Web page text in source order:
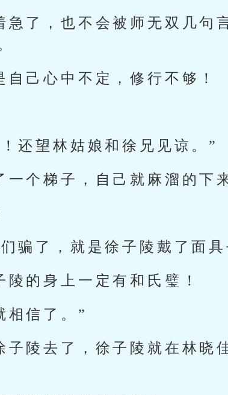
急了，也不会被师无双几句
己心中不定，修行不够！
还望林姑娘和徐兄见谅。”
个梯子，自己就麻溜的下
骗了，就是徐子陵戴了面具
的身上一定有和氏璧！
相信了。”
子陵去了，徐子陵就在林晓